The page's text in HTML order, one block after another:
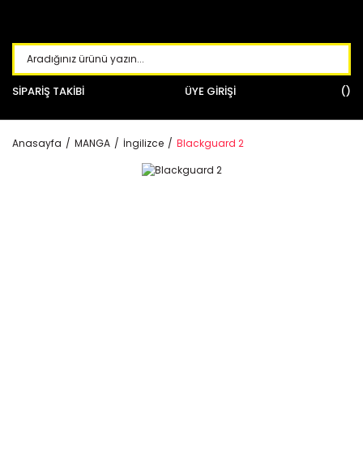
SİPARİŞ TAKİBİ ÜYE GİRİŞİ
Anasayfa MANGA İngilizce Blackguard 2